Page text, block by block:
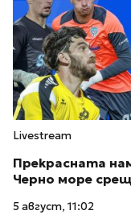
Livestream
Прекрасната
Черно море
5 август, 11:02